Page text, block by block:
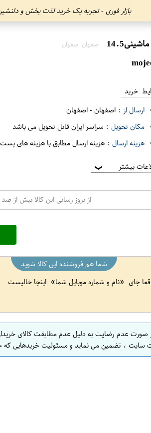
بازار فوری - تجربه یک خرید لذت بخش و
اصفهان اصفهان
خرید
ارسال از : اصفهان-اصفهان
مکان تحویل : سراسر ایران قابل تحویل می باشد
هزینه ارسال : هزینه ارسال مطابق با هزینه های
بیشتر ❯
از بروز رسانی این کالا بیش از
شما هم فروشنده این کالا شوید
جای
نام و شماره موبایل شما اینجا خالیست
صورت عدم رضایت به دلیل عدم مطابقت کالای
سایت ، تضمین می نماید و مسئولیت خریدهایی که